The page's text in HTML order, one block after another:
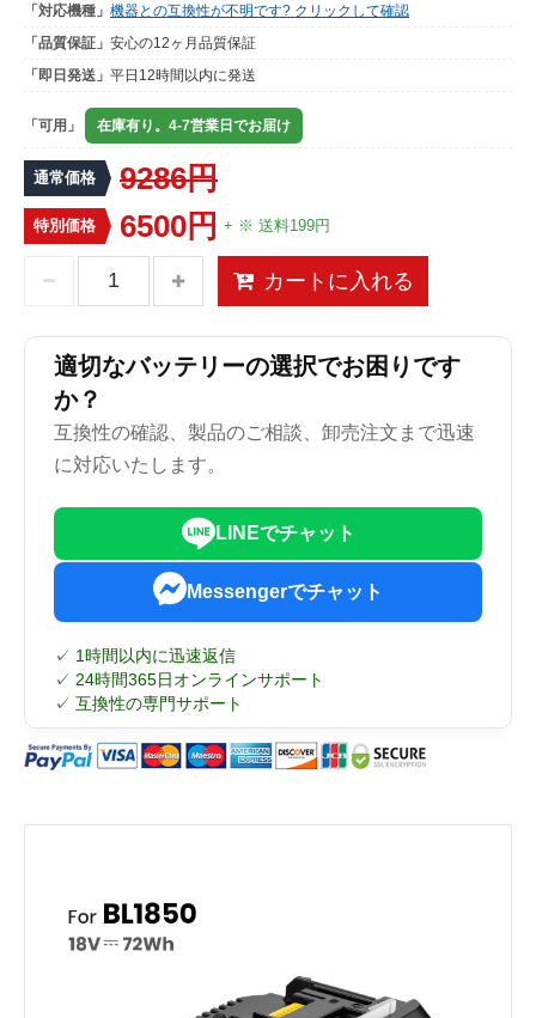
「対応機種」 機器との互換性が不明です? クリックして確認
「品質保証」 安心の12ヶ月品質保証
「即日発送」 平日12時間以内に発送
「可用」 在庫有り。4-7営業日でお届け
通常価格 9286円
特別価格 6500円 + ※ 送料199円
カートに入れる
適切なバッテリーの選択でお困りです
か？
互換性の確認、製品のご相談、卸売注文まで迅速
に対応いたします。
LINEでチャット
Messengerでチャット
✓ 1時間以内に迅速返信
✓ 24時間365日オンラインサポート
✓ 互換性の専門サポート